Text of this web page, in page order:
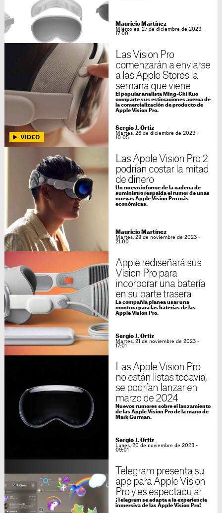
Mauricio Martínez
Miércoles, 27 de diciembre de 2023 -
17:00
Las Vision Pro
comenzarán a enviarse
a las Apple Stores la
semana que viene
El popular analista Ming-Chi Kuo
comparte sus estimaciones acerca de
la comercialización de producto de
Apple Vision Pro.
Sergio J. Ortiz
Martes, 26 de diciembre de 2023 -
10:05
Las Apple Vision Pro 2
podrían costar la mitad
de dinero
Un nuevo informe de la cadena de
suministro respalda el rumor de unas
nuevas Apple Vision Pro más
económicas.
Mauricio Martínez
Martes, 28 de noviembre de 2023 -
21:00
Apple rediseñará sus
Vision Pro para
incorporar una batería
en su parte trasera
La compañía planea usar una
montura para las baterías de las
Apple Vision Pro.
Sergio J. Ortiz
Martes, 21 de noviembre de 2023 -
17:01
Las Apple Vision Pro
no están listas todavía,
se podrían lanzar en
marzo de 2024
Nuevos rumores sobre el lanzamiento
de las Apple Vision Pro de la mano de
Mark Gurman.
Sergio J. Ortiz
Lunes, 20 de noviembre de 2023 -
09:01
Telegram presenta su
app para Apple Vision
Pro y es espectacular
¡Telegram se adapta a la experiencia
inmersiva de las Apple Vision Pro!